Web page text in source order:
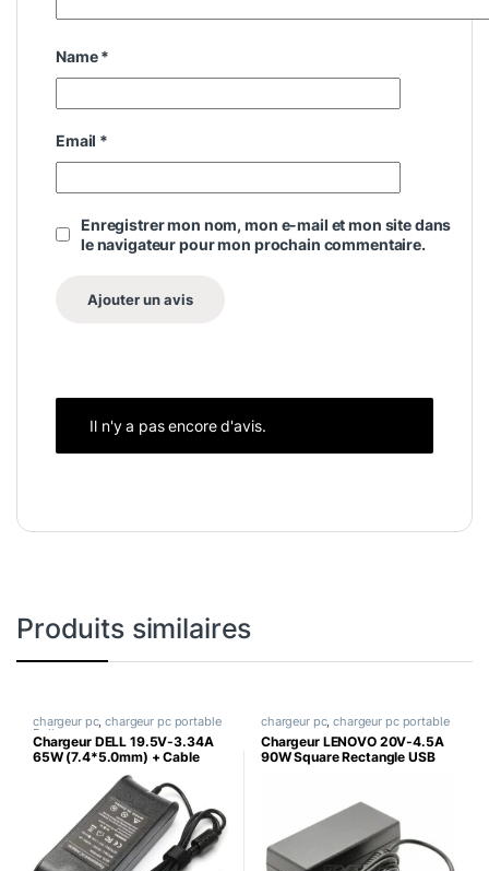
Name*
Email *
Enregistrer mon nom, mon e-mail et mon site dans
le navigateur pour mon prochain commentaire.
Il n'y a pas encore d'avis.
Produits similaires
chargeur pc,chargeur pc portable
Dell
Chargeur DELL 19.5V-3.34A
65W (7.4*5.0mm) + Cable
Alimentation Tripolaire
chargeur pc,chargeur pc portable
Chargeur LENOVO 20V-4.5A
90W Square Rectangle USB